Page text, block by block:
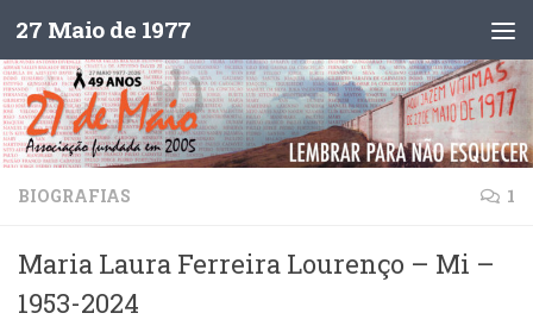
Skip to content
27 Maio de 1977
BIOGRAFIAS 1
Maria Laura Ferreira Lourenço – Mi –
1953-2024